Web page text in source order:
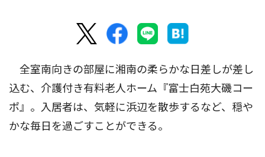
全室南向きの部屋に湘南の柔らかな日差しが差し
込む、介護付き有料老人ホーム『富士白苑大磯コー
ポ』。入居者は、気軽に浜辺を散歩するなど、穏や
かな毎日を過ごすことができる。